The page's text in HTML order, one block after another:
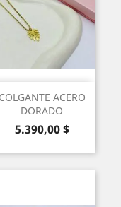
COLGANTE ACERO
DORADO
Precio
5.390,00 $